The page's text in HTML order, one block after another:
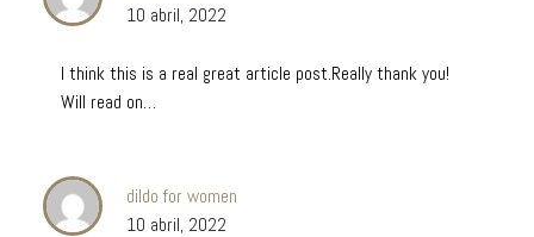
10 abril, 2022
I think this is a real great article post.Really thank you!
Will read on…
dildo for women
10 abril, 2022